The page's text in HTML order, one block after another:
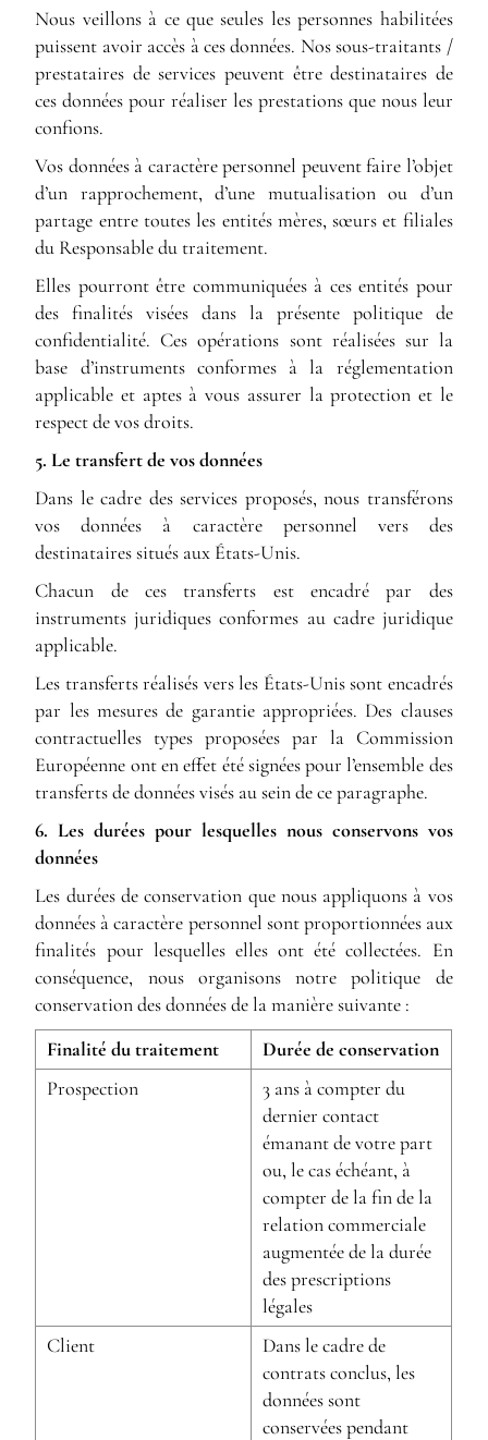
Nous veillons à ce que seules les personnes habilitées
puissent avoir accès à ces données. Nos sous-traitants /
prestataires de services peuvent être destinataires de
ces données pour réaliser les prestations que nous leur
confions.
Vos données à caractère personnel peuvent faire l’objet
d’un rapprochement, d’une mutualisation ou d’un
partage entre toutes les entités mères, sœurs et filiales
du Responsable du traitement.
Elles pourront être communiquées à ces entités pour
des finalités visées dans la présente politique de
confidentialité. Ces opérations sont réalisées sur la
base d’instruments conformes à la réglementation
applicable et aptes à vous assurer la protection et le
respect de vos droits.
5. Le transfert de vos données
Dans le cadre des services proposés, nous transférons
vos données à caractère personnel vers des
destinataires situés aux États-Unis.
Chacun de ces transferts est encadré par des
instruments juridiques conformes au cadre juridique
applicable.
Les transferts réalisés vers les États-Unis sont encadrés
par les mesures de garantie appropriées. Des clauses
contractuelles types proposées par la Commission
Européenne ont en effet été signées pour l’ensemble des
transferts de données visés au sein de ce paragraphe.
6. Les durées pour lesquelles nous conservons vos
données
Les durées de conservation que nous appliquons à vos
données à caractère personnel sont proportionnées aux
finalités pour lesquelles elles ont été collectées. En
conséquence, nous organisons notre politique de
conservation des données de la manière suivante :
Finalité du traitement
Durée de conservation
Prospection
3 ans à compter du
dernier contact
émanant de votre part
ou, le cas échéant, à
compter de la fin de la
relation commerciale
augmentée de la durée
des prescriptions
légales
Client
Dans le cadre de
contrats conclus, les
données sont
conservées pendant